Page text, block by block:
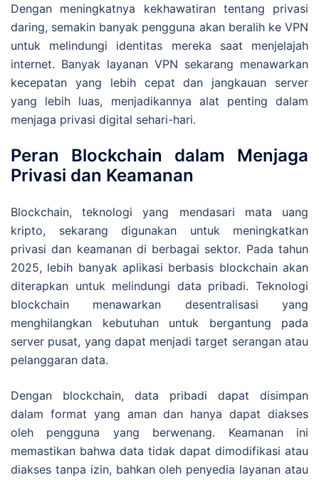
Dengan meningkatnya kekhawatiran tentang privasi
daring, semakin banyak pengguna akan beralih ke VPN
untuk melindungi identitas mereka saat menjelajah
internet. Banyak layanan VPN sekarang menawarkan
kecepatan yang lebih cepat dan jangkauan server
yang lebih luas, menjadikannya alat penting dalam
menjaga privasi digital sehari-hari.
Peran Blockchain dalam Menjaga
Privasi dan Keamanan
Blockchain, teknologi yang mendasari mata uang
kripto, sekarang digunakan untuk meningkatkan
privasi dan keamanan di berbagai sektor. Pada tahun
2025, lebih banyak aplikasi berbasis blockchain akan
diterapkan untuk melindungi data pribadi. Teknologi
blockchain menawarkan desentralisasi yang
menghilangkan kebutuhan untuk bergantung pada
server pusat, yang dapat menjadi target serangan atau
pelanggaran data.
Dengan blockchain, data pribadi dapat disimpan
dalam format yang aman dan hanya dapat diakses
oleh pengguna yang berwenang. Keamanan ini
memastikan bahwa data tidak dapat dimodifikasi atau
diakses tanpa izin, bahkan oleh penyedia layanan atau